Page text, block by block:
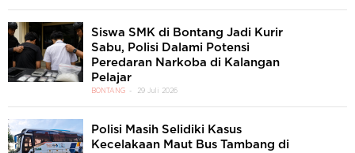
Siswa SMK di Bontang Jadi Kurir
Sabu, Polisi Dalami Potensi
Peredaran Narkoba di Kalangan
Pelajar
BONTANG 29 Juli 2026
Polisi Masih Selidiki Kasus
Kecelakaan Maut Bus Tambang di